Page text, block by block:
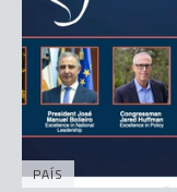
PAÍS